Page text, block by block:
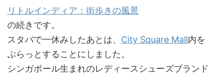
リトルインディア：街歩きの風景
の続きです。
スタバで一休みしたあとは、 City Square Mall内を
ぷらっとすることにしました。
シンガポール生まれのレディースシューズブランド